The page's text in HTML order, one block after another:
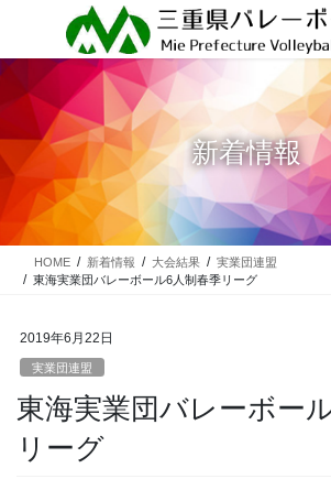
テ
ン
ツ
動
ゲ
ー
シ
に
新着情報
HOME 新着情報 大会結果
実業団連盟
東海実業団バレーボール6人制春季リーグ
2019年6月22日
実業団連盟
東海実業団バレーボー
リーグ